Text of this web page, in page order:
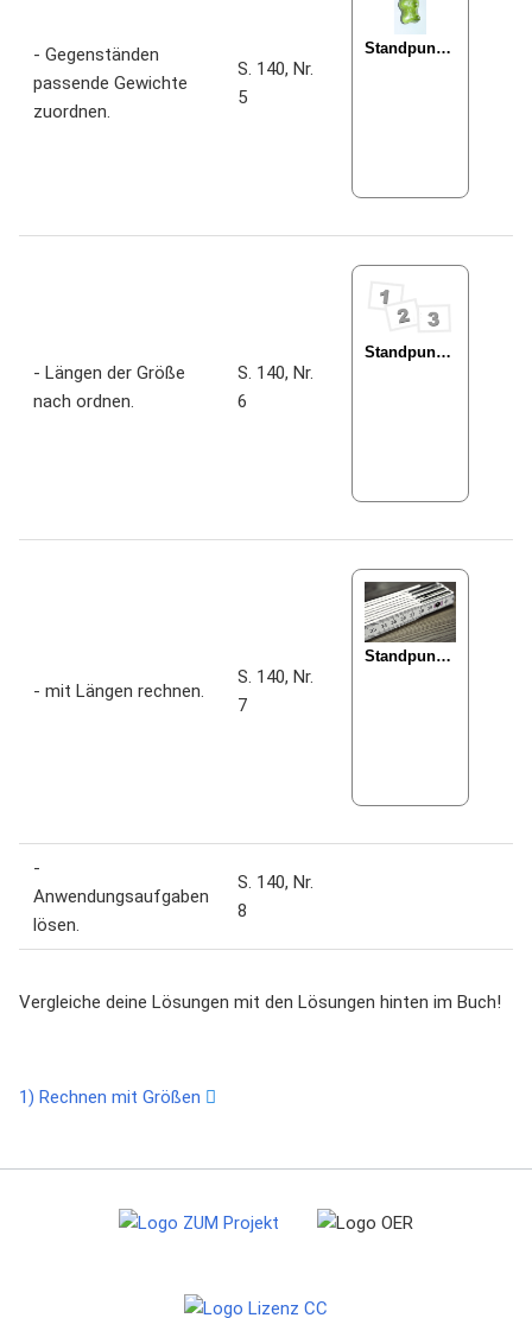
- Gegenständen
passende Gewichte
zuordnen.
S. 140, Nr.
5
- Längen der Größe
nach ordnen.
S. 140, Nr.
6
- mit Längen rechnen.
S. 140, Nr.
7
-
Anwendungsaufgaben
lösen.
S. 140, Nr.
8
Vergleiche deine Lösungen mit den Lösungen hinten im Buch!
1) Rechnen mit Größen